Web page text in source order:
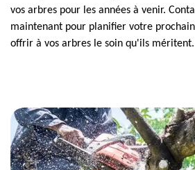
vos arbres pour les années à venir.
maintenant pour planifier votre
offrir à vos arbres le soin qu'ils méritent.